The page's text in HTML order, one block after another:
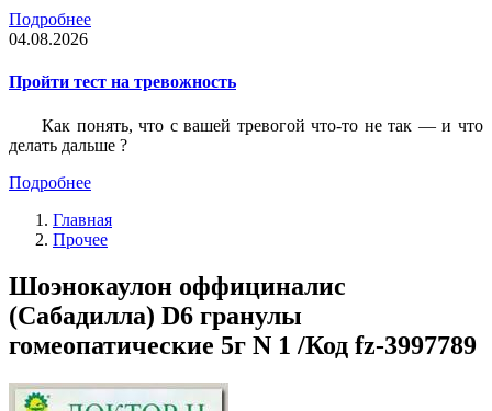
Подробнее
04.08.2026
Пройти тест на тревожность
Как понять, что с вашей тревогой что-то не так — и что
делать дальше ?
Подробнее
Главная
Прочее
Шоэнокаулон оффициналис
(Сабадилла) D6 гранулы
гомеопатические 5г N 1 /Код fz-3997789